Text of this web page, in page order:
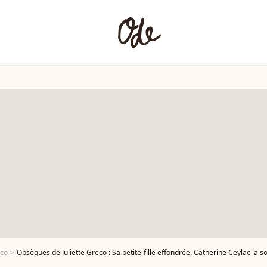
Obsèques de Juliette Greco : Sa petite-fille effondrée, Catherine Ceylac la